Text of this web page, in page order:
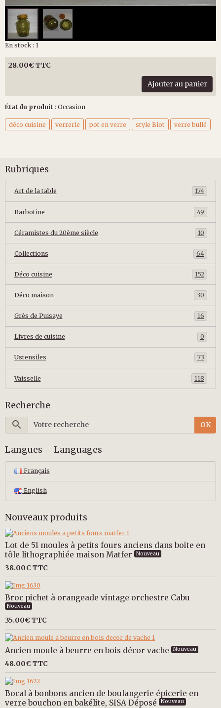
En stock : 1
28.00€ TTC
Ajouter au panier
État du produit : Occasion
déco cuisine verrerie pot en verre style Biot verre bullé
Rubriques
Art de la table 174
Barbotine 49
Céramistes du 20ème siècle 10
Collections 64
Déco cuisine 152
Déco maison 30
Grès de Puisaye 16
Livres de cuisine 0
Ustensiles 73
Vaisselle 118
Recherche
OK
Langues – Languages
Français
English
Nouveaux produits
Lot de 51 moules à petits fours anciens dans boite en
tôle lithographiée maison Matfer
Nouveau
38.00€ TTC
Broc pichet à orangeade vintage orchestre Cabu
Nouveau
35.00€ TTC
Ancien moule à beurre en bois décor vache Nouveau
48.00€ TTC
Bocal à bonbons ancien de boulangerie épicerie en
verre bouchon en bakélite, SISA Déposé
Nouveau